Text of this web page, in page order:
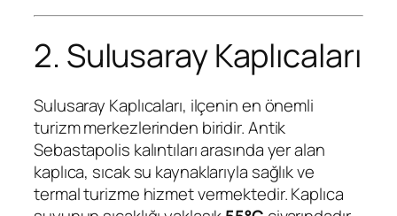
2. Sulusaray Kaplıcaları
Sulusaray Kaplıcaları, ilçenin en önemli
turizm merkezlerinden biridir. Antik
Sebastapolis kalıntıları arasında yer alan
kaplıca, sıcak su kaynaklarıyla sağlık ve
termal turizme hizmet vermektedir. Kaplıca